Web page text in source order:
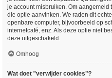
je account misbruiken. Om
die optie aanvinken. We raden dit
openbare computer, bijvoorbeeld op
internetcafé, enz. Als deze optie niet
deze uitgeschakeld.
Omhoog
Wat doet "verwijder cookies"?